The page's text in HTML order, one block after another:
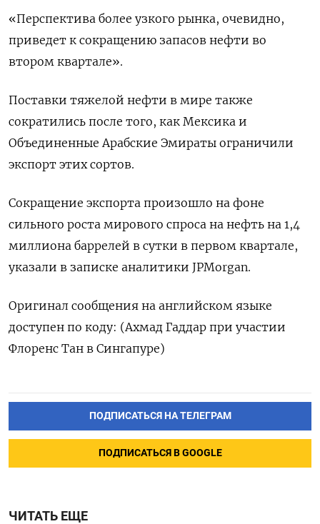
«Перспектива более узкого рынка, очевидно,
приведет к сокращению запасов нефти во
втором квартале».
Поставки тяжелой нефти в мире также
сократились после того, как Мексика и
Объединенные Арабские Эмираты ограничили
экспорт этих сортов.
Сокращение экспорта произошло на фоне
сильного роста мирового спроса на нефть на 1,4
миллиона баррелей в сутки в первом квартале,
указали в записке аналитики JPMorgan.
Оригинал сообщения на английском языке
доступен по коду: (Ахмад Гаддар при участии
Флоренс Тан в Сингапуре)
ПОДПИСАТЬСЯ НА ТЕЛЕГРАМ
ПОДПИСАТЬСЯ В GOOGLE
ЧИТАТЬ ЕЩЕ